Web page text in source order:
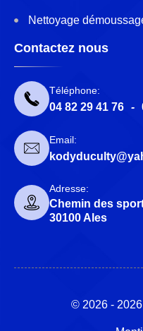
Nettoyage
Contactez nous
Téléphone:
04 82 29 41 76 -
Email:
Adresse:
Chemin des
30100 Ales
© 2026 -